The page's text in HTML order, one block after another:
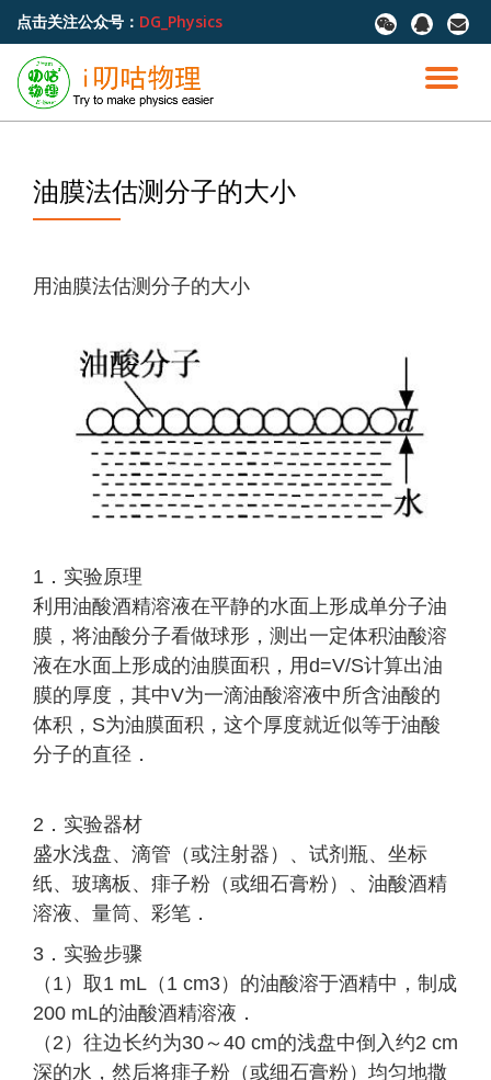
容
点击关注公众号： DG_Physics
fa-
wechat
fa-
qq
fa-
切
油膜法估测分子的大小
用油膜法估测分子的大小
1．实验原理
利用油酸酒精溶液在平静的水面上形成单分子油
膜，将油酸分子看做球形，测出一定体积油酸溶
液在水面上形成的油膜面积，用d=V/S计算出油
膜的厚度，其中V为一滴油酸溶液中所含油酸的
体积，S为油膜面积，这个厚度就近似等于油酸
分子的直径．
2．实验器材
盛水浅盘、滴管（或注射器）、试剂瓶、坐标
纸、玻璃板、痱子粉（或细石膏粉）、油酸酒精
溶液、量筒、彩笔．
3．实验步骤
（1）取1 mL（1 cm3）的油酸溶于酒精中，制成
200 mL的油酸酒精溶液．
（2）往边长约为30～40 cm的浅盘中倒入约2 cm
深的水，然后将痱子粉（或细石膏粉）均匀地撒